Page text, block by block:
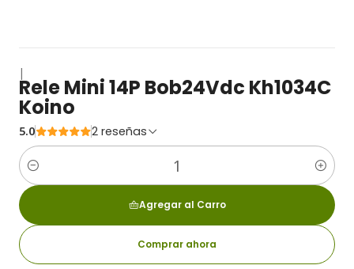
|
Rele Mini 14P Bob24Vdc Kh1034C
Koino
5.0 2 reseñas
Cantidad
Agregar al Carro
Comprar ahora